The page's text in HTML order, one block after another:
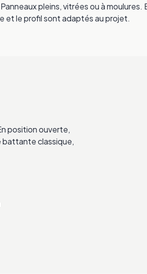
pleins, vitrées ou à moulures.
et le profil sont adaptés au projet.
position ouverte,
battante classique,